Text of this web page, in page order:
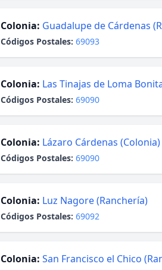
Colonia: Guadalupe de Cárdenas
Códigos Postales: 69093
Colonia: Las Tinajas de Loma
Códigos Postales: 69090
Colonia: Lázaro Cárdenas (Colonia)
Códigos Postales: 69090
Colonia: Luz Nagore (Ranchería)
Códigos Postales: 69092
Colonia: San Francisco el Chico